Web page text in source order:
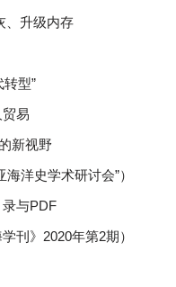
、升级内存
型”
易
新视野
洋史学术研讨会”）
录与PDF
刊》2020年第2期）